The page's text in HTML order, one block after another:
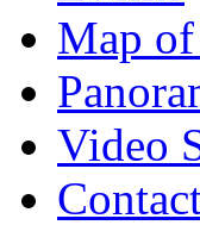
Map
Video